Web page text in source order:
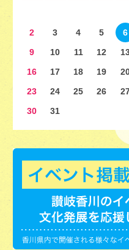
2
3 4 5 6
9
10 11 12
16
17 18 19
23
24 25 26
30
31